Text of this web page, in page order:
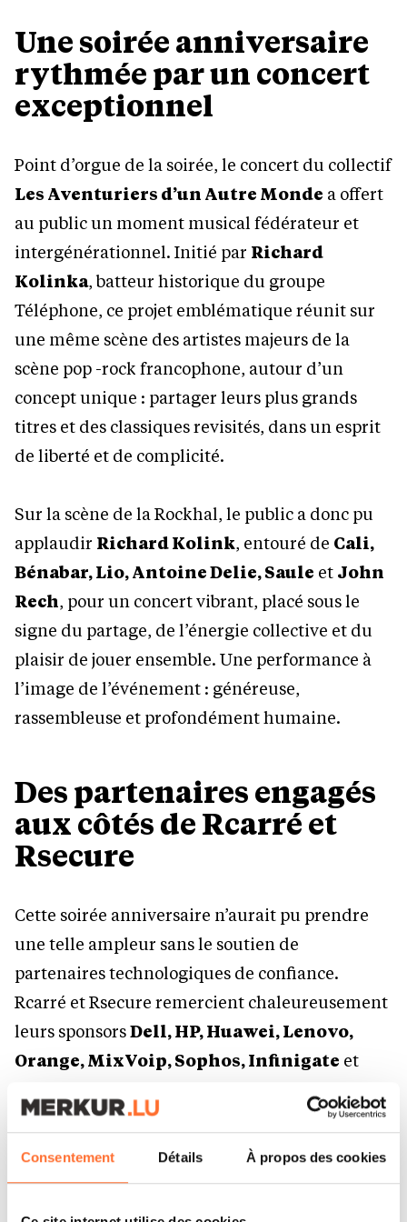
Consentement Détails À propos des cookies
Une soirée anniversaire
rythmée par un concert
exceptionnel
Point d’orgue de la soirée, le concert du collectif
Les Aventuriers d’un Autre Monde a offert
au public un moment musical fédérateur et
intergénérationnel. Initié par Richard
Kolinka, batteur historique du groupe
Téléphone, ce projet emblématique réunit sur
une même scène des artistes majeurs de la
scène pop -rock francophone, autour d’un
concept unique : partager leurs plus grands
titres et des classiques revisités, dans un esprit
de liberté et de complicité.
Sur la scène de la Rockhal, le public a donc pu
applaudir Richard Kolink, entouré de Cali,
Bénabar, Lio, Antoine Delie, Saule et John
Rech, pour un concert vibrant, placé sous le
signe du partage, de l’énergie collective et du
plaisir de jouer ensemble. Une performance à
l’image de l’événement : généreuse,
rassembleuse et profondément humaine.
Des partenaires engagés
aux côtés de Rcarré et
Rsecure
Cette soirée anniversaire n’aurait pu prendre
une telle ampleur sans le soutien de
partenaires technologiques de confiance.
Rcarré et Rsecure remercient chaleureusement
leurs sponsorsDell, HP, Huawei, Lenovo,
Orange, MixVoip, Sophos, Infinigate et
contribution à la réussite de cet événement. Des
partenaires qui partagent la même vision de
l’innovation, de la qualité et de la relation de